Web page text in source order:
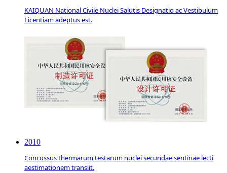
KAIQUAN National Civile Nuclei Salutis Designatio ac Vestibulum
Licentiam adeptus est.
2010
Concussus thermarum testarum nuclei secundae sentinae lecti
aestimationem transiit.